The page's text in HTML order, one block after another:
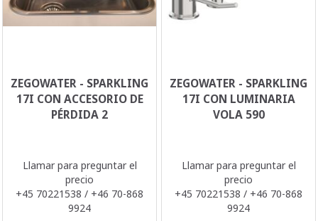
ZEGOWATER - SPARKLING
17I CON ACCESORIO DE
PÉRDIDA 2
Llamar para preguntar el
precio
+45 70221538 / +46 70-868
9924
ZEGOWATER - SPARKLING
17I CON LUMINARIA
VOLA 590
Llamar para preguntar el
precio
+45 70221538 / +46 70-868
9924